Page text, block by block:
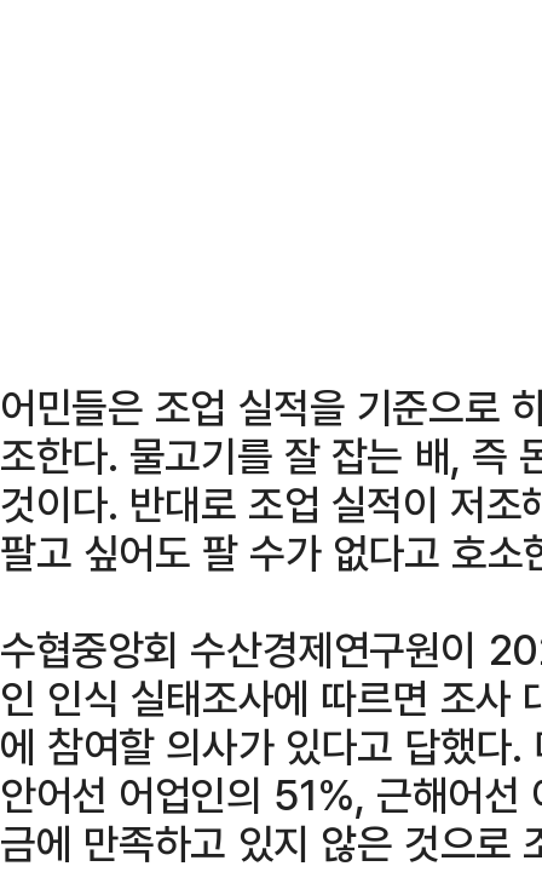
어민들은 조업 실적을 기준으로
조한다. 물고기를 잘 잡는 배, 즉
것이다. 반대로 조업 실적이 저
팔고 싶어도 팔 수가 없다고 호소
수협중앙회 수산경제연구원이
인 인식 실태조사에 따르면 조
에 참여할 의사가 있다고 답했다
안어선 어업인의 51%, 근해어
금에 만족하고 있지 않은 것으로